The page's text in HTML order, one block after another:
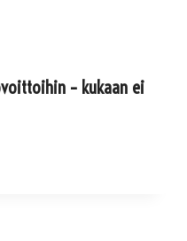
– kukaan ei